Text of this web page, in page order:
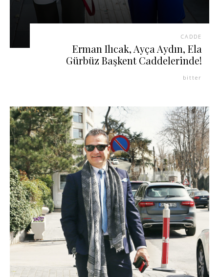
CADDE
Erman Ilıcak, Ayça Aydın, Ela
Gürbüz Başkent Caddelerinde!
bitter